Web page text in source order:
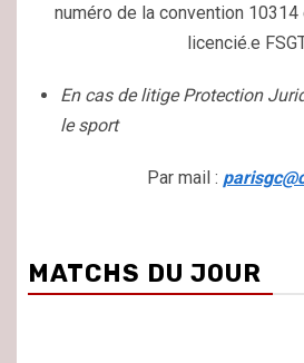
numéro de la convention
licencié.e
En cas de litige Protection
le sport
Par mail :
MATCHS DU JOUR